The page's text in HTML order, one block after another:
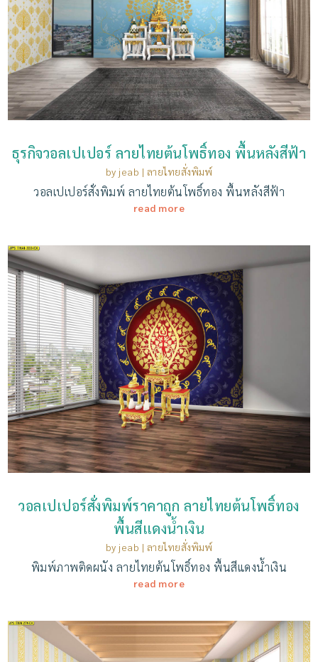
ธุรกิจวอลเปเปอร์ ลายไทยต้นโพธิ์ทอง พื้นหลังสีฟ้า
by jeab | ลายไทยสั่งพิมพ์
วอลเปเปอร์สั่งพิมพ์ ลายไทยต้นโพธิ์ทอง พื้นหลังสีฟ้า
read more
วอลเปเปอร์สั่งพิมพ์ราคาถูก ลายไทยต้นโพธิ์ทอง
พื้นสีแดงน้ำเงิน
by jeab | ลายไทยสั่งพิมพ์
พิมพ์ภาพติดผนัง ลายไทยต้นโพธิ์ทอง พื้นสีแดงน้ำเงิน
read more